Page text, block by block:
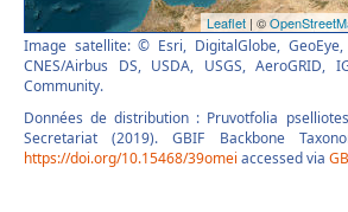
Image satellite: © Esri, DigitalGlobe, GeoEye,
CNES/Airbus DS, USDA, USGS,
Community.
Données de distribution : Pruvotfolia
Secretariat (2019). GBIF Backbone
https://doi.org/10.15468/39omei accessed via